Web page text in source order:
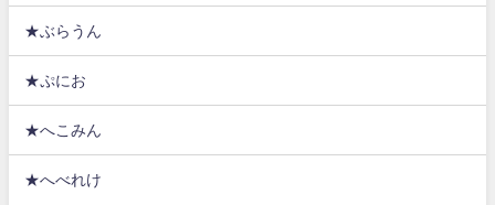
★ぶらうん
★ぷにお
★へこみん
★へべれけ